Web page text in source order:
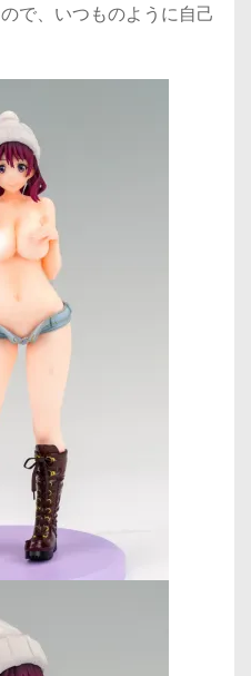
で、いつものように自己